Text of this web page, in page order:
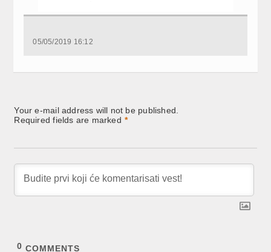
05/05/2019 16:12
Your e-mail address will not be published.
Required fields are marked *
0 COMMENTS